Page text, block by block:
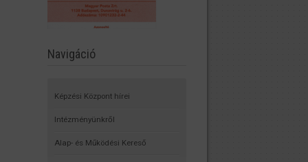
Navigáció
Képzési Központ hírei
Intézményünkről
Alap- és Működési Kereső